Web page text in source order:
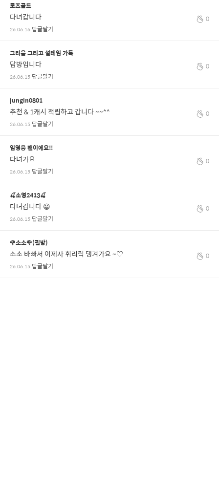
로즈골드
다녀갑니다
26.06.16 답글달기
0
그리움 그리고 설레임 가득
답방입니다
26.06.15 답글달기
0
jungin0801
추천 & 1캐시 적립하고 갑니다 ~~^^
26.06.15 답글달기
0
임영웅 팬이에요!!
다녀가요
26.06.15 답글달기
0
🍒소영2413🍒
다녀갑니다 😀
26.06.15 답글달기
0
🌹소소🌹(필방)
소소 바빠서 이제사 휘리릭 댕겨가요 ~♡
26.06.15 답글달기
0